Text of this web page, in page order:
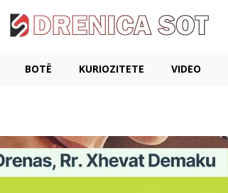
BOTË KURIOZITETE VIDEO